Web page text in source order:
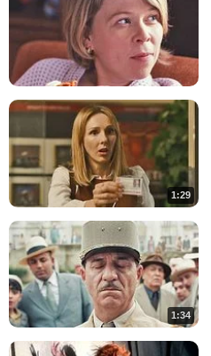
1:29
1:34